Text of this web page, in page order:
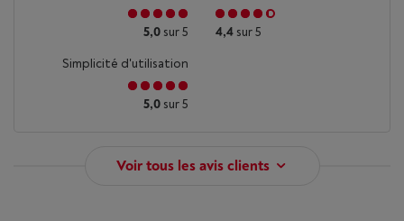
5,0 sur 5 4,4 sur 5
Simplicité d'utilisation
5,0 sur 5
Voir tous les avis clients